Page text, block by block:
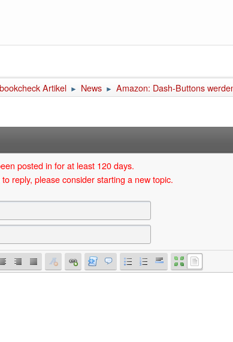
Artikel ► News ► Amazon: Dash-Buttons
posted in for at least 120 days.
reply, please consider starting a new topic.